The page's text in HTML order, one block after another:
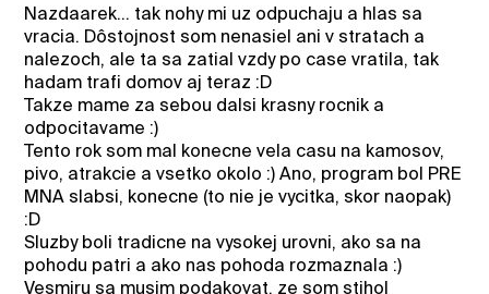
Nazdaarek... tak nohy mi uz odpuchaju a hlas sa
vracia. Dôstojnost som nenasiel ani v stratach a
nalezoch, ale ta sa zatial vzdy po case vratila, tak
hadam trafi domov aj teraz :D
Takze mame za sebou dalsi krasny rocnik a
odpocitavame :)
Tento rok som mal konecne vela casu na kamosov,
pivo, atrakcie a vsetko okolo :) Ano, program bol PRE
MNA slabsi, konecne (to nie je vycitka, skor naopak)
:D
Sluzby boli tradicne na vysokej urovni, ako sa na
pohodu patri a ako nas pohoda rozmaznala :)
Vesmiru sa musim podakovat, ze som stihol